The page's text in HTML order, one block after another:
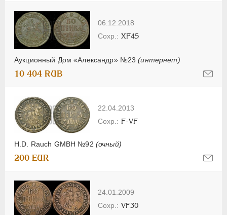
06.12.2018
Аукционный Дом «Александр» №23(интернет)
XF45
10 404 RUB
22.04.2013
H.D. Rauch GMBH №92 (очный)
F-VF
200 EUR
24.01.2009
VF30